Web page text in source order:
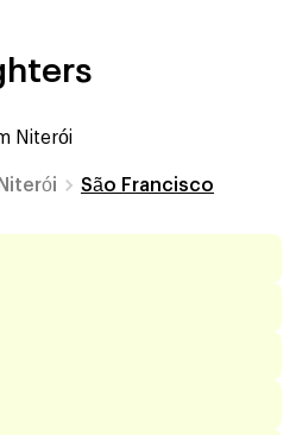
Niterói
Niterói São Francisco